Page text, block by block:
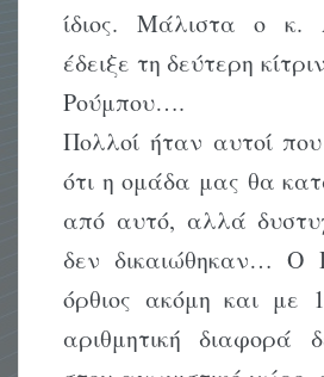
ίδιος. Μάλιστα ο κ.
έδειξε τη δεύτερη
Ρούμπου….
Πολλοί ήταν αυτοί
ότι η ομάδα μας θα
από αυτό, αλλά
δεν δικαιώθηκαν… Ο
όρθιος ακόμη και με
αριθμητική διαφορά